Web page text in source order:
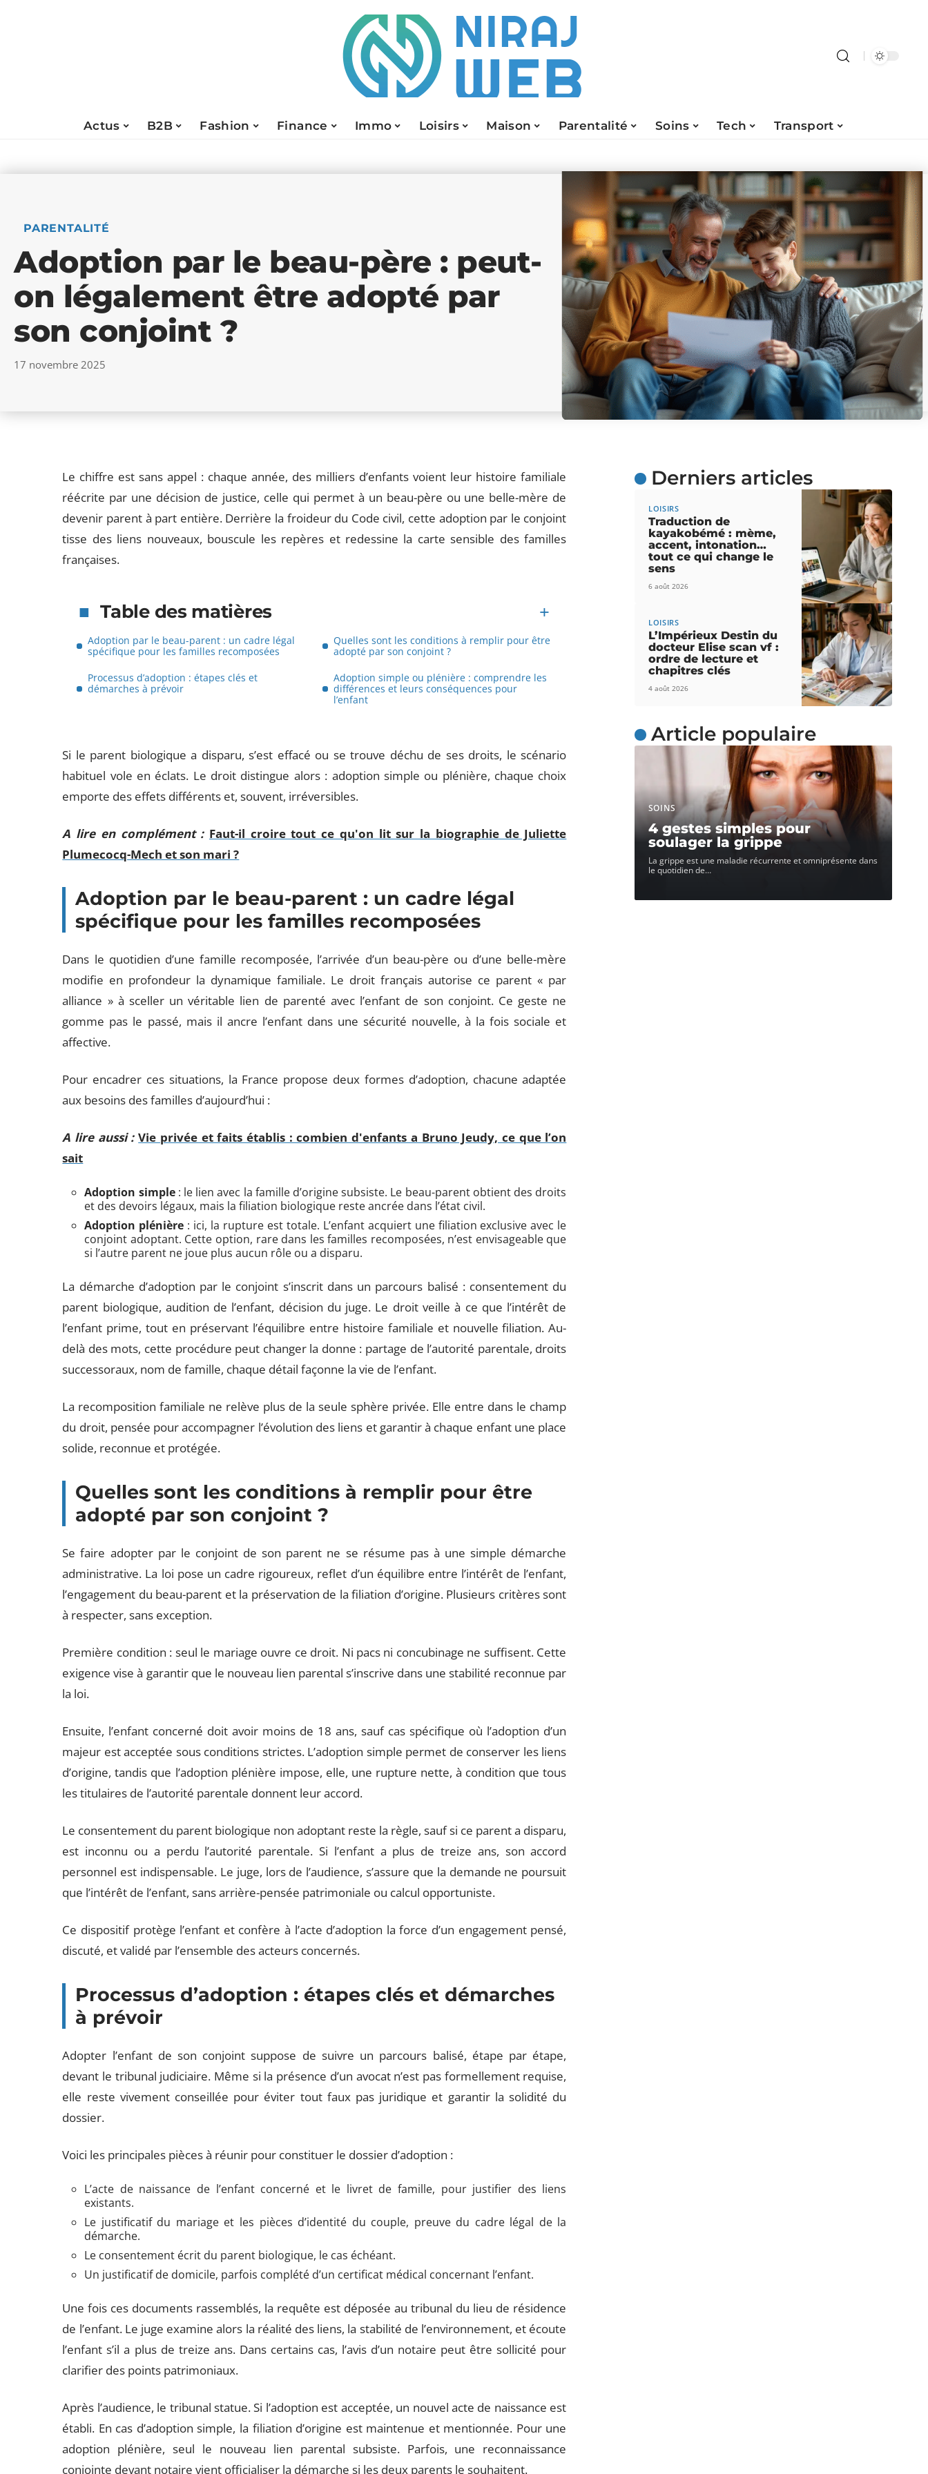
Actus B2B Fashion Finance Immo Loisirs Maison Parentalité Soins Tech Transport
PARENTALITÉ
Adoption par le beau-père : peut-
on légalement être adopté par
son conjoint ?
17 novembre 2025
Le chiffre est sans appel : chaque année, des milliers d’enfants voient leur histoire familiale
réécrite par une décision de justice, celle qui permet à un beau-père ou une belle-mère de
devenir parent à part entière. Derrière la froideur du Code civil, cette adoption par le conjoint
tisse des liens nouveaux, bouscule les repères et redessine la carte sensible des familles
françaises.
Table des matières
Adoption par le beau-parent : un cadre légal
spécifique pour les familles recomposées
Quelles sont les conditions à remplir pour être
adopté par son conjoint ?
Processus d’adoption : étapes clés et
démarches à prévoir
Adoption simple ou plénière : comprendre les
différences et leurs conséquences pour
l’enfant
Si le parent biologique a disparu, s’est effacé ou se trouve déchu de ses droits, le scénario
habituel vole en éclats. Le droit distingue alors : adoption simple ou plénière, chaque choix
emporte des effets différents et, souvent, irréversibles.
A lire en complément : Faut-il croire tout ce qu'on lit sur la biographie de Juliette
Plumecocq-Mech et son mari ?
Adoption par le beau-parent : un cadre légal
spécifique pour les familles recomposées
Dans le quotidien d’une famille recomposée, l’arrivée d’un beau-père ou d’une belle-mère
modifie en profondeur la dynamique familiale. Le droit français autorise ce parent « par
alliance » à sceller un véritable lien de parenté avec l’enfant de son conjoint. Ce geste ne
gomme pas le passé, mais il ancre l’enfant dans une sécurité nouvelle, à la fois sociale et
affective.
Pour encadrer ces situations, la France propose deux formes d’adoption, chacune adaptée
aux besoins des familles d’aujourd’hui :
A lire aussi : Vie privée et faits établis : combien d'enfants a Bruno Jeudy, ce que l’on
sait
Adoption simple: le lien avec la famille d’origine subsiste. Le beau-parent obtient des droits
et des devoirs légaux, mais la filiation biologique reste ancrée dans l’état civil.
Adoption plénière : ici, la rupture est totale. L’enfant acquiert une filiation exclusive avec le
conjoint adoptant. Cette option, rare dans les familles recomposées, n’est envisageable que
si l’autre parent ne joue plus aucun rôle ou a disparu.
La démarche d’adoption par le conjoint s’inscrit dans un parcours balisé : consentement du
parent biologique, audition de l’enfant, décision du juge. Le droit veille à ce que l’intérêt de
l’enfant prime, tout en préservant l’équilibre entre histoire familiale et nouvelle filiation. Au-
delà des mots, cette procédure peut changer la donne : partage de l’autorité parentale, droits
successoraux, nom de famille, chaque détail façonne la vie de l’enfant.
La recomposition familiale ne relève plus de la seule sphère privée. Elle entre dans le champ
du droit, pensée pour accompagner l’évolution des liens et garantir à chaque enfant une place
solide, reconnue et protégée.
Quelles sont les conditions à remplir pour être
adopté par son conjoint ?
Se faire adopter par le conjoint de son parent ne se résume pas à une simple démarche
administrative. La loi pose un cadre rigoureux, reflet d’un équilibre entre l’intérêt de l’enfant,
l’engagement du beau-parent et la préservation de la filiation d’origine. Plusieurs critères sont
à respecter, sans exception.
Première condition : seul le mariage ouvre ce droit. Ni pacs ni concubinage ne suffisent. Cette
exigence vise à garantir que le nouveau lien parental s’inscrive dans une stabilité reconnue par
la loi.
Ensuite, l’enfant concerné doit avoir moins de 18 ans, sauf cas spécifique où l’adoption d’un
majeur est acceptée sous conditions strictes. L’adoption simple permet de conserver les liens
d’origine, tandis que l’adoption plénière impose, elle, une rupture nette, à condition que tous
les titulaires de l’autorité parentale donnent leur accord.
Le consentement du parent biologique non adoptant reste la règle, sauf si ce parent a disparu,
est inconnu ou a perdu l’autorité parentale. Si l’enfant a plus de treize ans, son accord
personnel est indispensable. Le juge, lors de l’audience, s’assure que la demande ne poursuit
que l’intérêt de l’enfant, sans arrière-pensée patrimoniale ou calcul opportuniste.
Ce dispositif protège l’enfant et confère à l’acte d’adoption la force d’un engagement pensé,
discuté, et validé par l’ensemble des acteurs concernés.
Processus d’adoption : étapes clés et démarches
à prévoir
Adopter l’enfant de son conjoint suppose de suivre un parcours balisé, étape par étape,
devant le tribunal judiciaire. Même si la présence d’un avocat n’est pas formellement requise,
elle reste vivement conseillée pour éviter tout faux pas juridique et garantir la solidité du
dossier.
Voici les principales pièces à réunir pour constituer le dossier d’adoption :
L’acte de naissance de l’enfant concerné et le livret de famille, pour justifier des liens
existants.
Le justificatif du mariage et les pièces d’identité du couple, preuve du cadre légal de la
démarche.
Le consentement écrit du parent biologique, le cas échéant.
Un justificatif de domicile, parfois complété d’un certificat médical concernant l’enfant.
Une fois ces documents rassemblés, la requête est déposée au tribunal du lieu de résidence
de l’enfant. Le juge examine alors la réalité des liens, la stabilité de l’environnement, et écoute
l’enfant s’il a plus de treize ans. Dans certains cas, l’avis d’un notaire peut être sollicité pour
clarifier des points patrimoniaux.
Après l’audience, le tribunal statue. Si l’adoption est acceptée, un nouvel acte de naissance est
établi. En cas d’adoption simple, la filiation d’origine est maintenue et mentionnée. Pour une
adoption plénière, seul le nouveau lien parental subsiste. Parfois, une reconnaissance
conjointe devant notaire vient officialiser la démarche si les deux parents le souhaitent.
Derniers articles
LOISIRS
Traduction de
kayakobémé : mème,
accent, intonation…
tout ce qui change le
sens
6 août 2026
LOISIRS
L’Impérieux Destin du
docteur Elise scan vf :
ordre de lecture et
chapitres clés
4 août 2026
Article populaire
SOINS
4 gestes simples pour
soulager la grippe
La grippe est une maladie récurrente et omniprésente dans
le quotidien de…